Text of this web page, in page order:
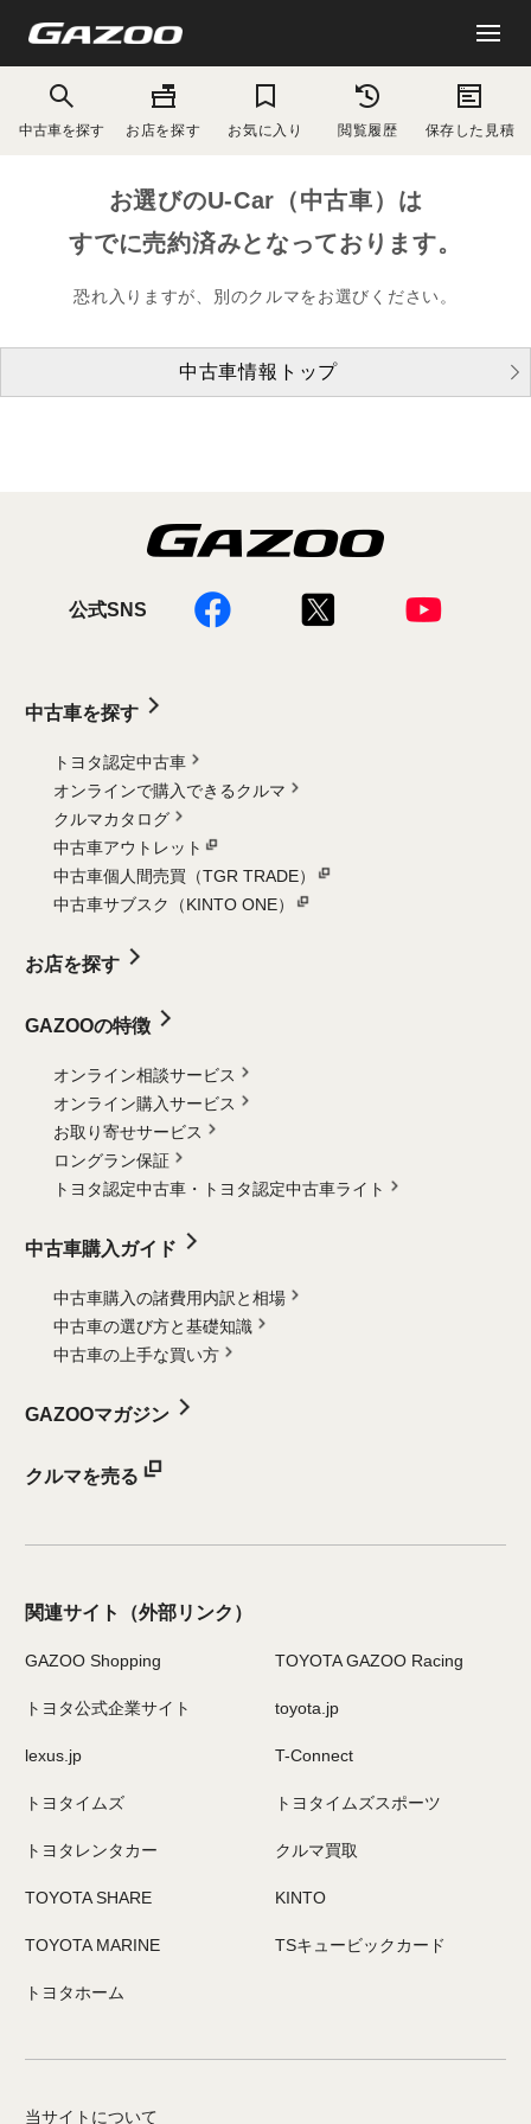
中古車を探す お店を探す お気に入り 閲覧履歴 保存した見積
お選びのU-Car（中古車）は
すでに売約済みとなっております。
恐れ入りますが、別のクルマをお選びください。
中古車情報トップ
公式SNS
中古車を探す
トヨタ認定中古車
オンラインで購入できるクルマ
クルマカタログ
中古車アウトレット
中古車個人間売買（TGR TRADE）
中古車サブスク（KINTO ONE）
お店を探す
GAZOOの特徴
オンライン相談サービス
オンライン購入サービス
お取り寄せサービス
ロングラン保証
トヨタ認定中古車・
トヨタ認定中古車ライト
中古車購入ガイド
中古車購入の諸費用内訳と相場
中古車の選び方と基礎知識
中古車の上手な買い方
GAZOOマガジン
クルマを売る
関連サイト （外部リンク）
GAZOO Shopping TOYOTA GAZOO Racing
トヨタ公式企業サイト toyota.jp
lexus.jp T-Connect
トヨタイムズ トヨタイムズスポーツ
トヨタレンタカー クルマ買取
TOYOTA SHARE KINTO
TOYOTA MARINE TSキュービックカード
トヨタホーム
当サイトについて